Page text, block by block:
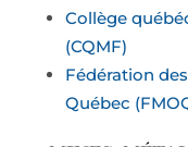
Collège
(CQMF)
Fédération
Québec